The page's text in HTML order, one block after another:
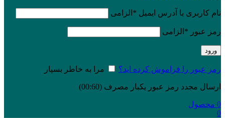
نام کاربری یا آدرس ایمیل * الزامی
رمز عبور * الزامی
ورود
رمز عبور را فراموش کرده اید؟ مرا به خاطر بسپار
ارسال مجدد رمز عبور یکبار مصرف (00:
60
)
0 محصول
0